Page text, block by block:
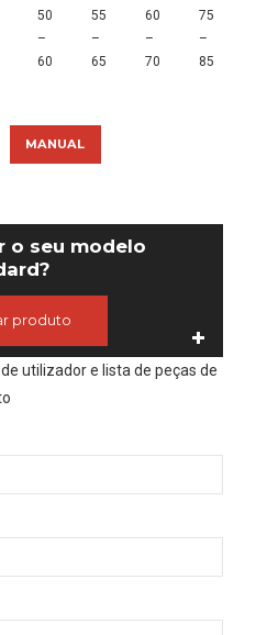
50
–
60
55
–
65
60
–
70
75
–
85
MANUAL
o seu modelo
produto
utilizador e lista de peças de